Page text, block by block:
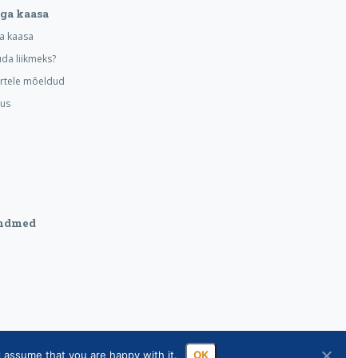
kaasa
kaasa
liikmeks?
mõeldud
that you are happy with it. OK